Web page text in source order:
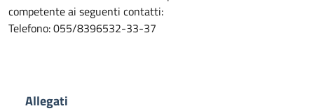
competente ai seguenti contatti:
Telefono: 055/8396532-33-37
Allegati